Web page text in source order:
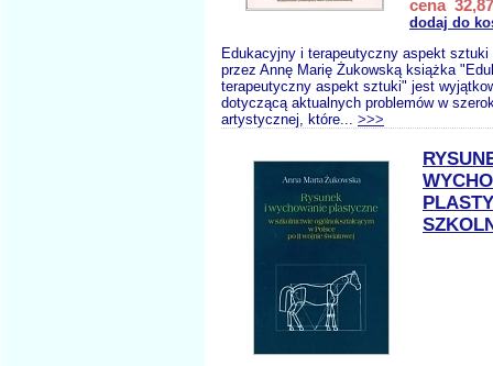
cena
dodaj do
Edukacyjny i terapeutyczny aspekt sztuki
przez Annę Marię Żukowską książka
terapeutyczny aspekt sztuki" jest
dotyczącą aktualnych problemów w
artystycznej, które... >>>